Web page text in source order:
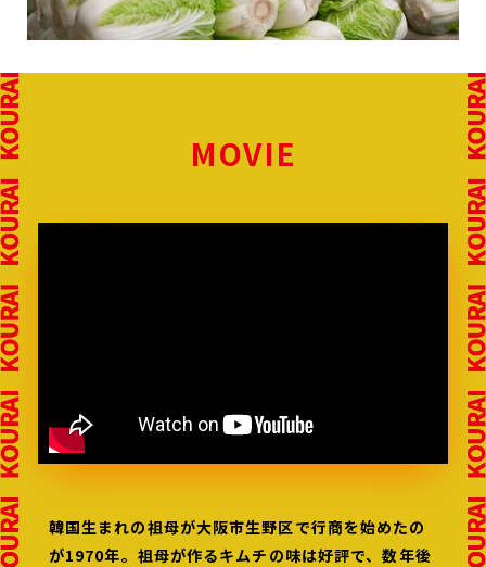
MOVIE
韓国生まれの祖母が大阪市生野区で行商を始めたの
が1970年。 祖母が作るキムチの味は好評で、数年後